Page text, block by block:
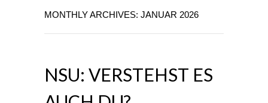
MONTHLY ARCHIVES: JANUAR 2026
NSU: VERSTEHST ES